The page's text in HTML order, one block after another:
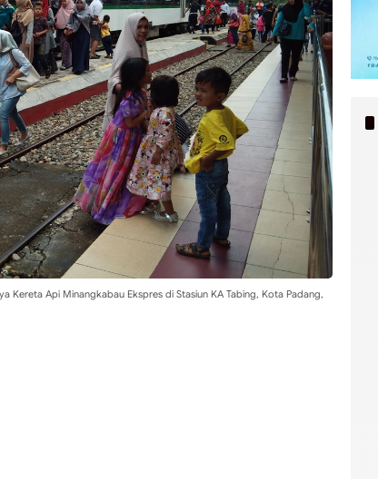
Kereta Api Minangkabau Ekspres di Stasiun KA Tabing, Kota Padang,